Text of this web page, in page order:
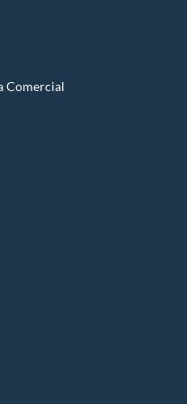
Comercial